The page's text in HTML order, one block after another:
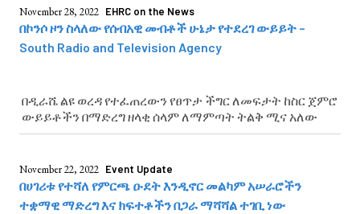
November 28, 2022 EHRC on the News
በኮንሶ ዞን ስላለው የሰብአዊ መብቶች ሁኔታ የተደረገ ውይይት –
South Radio and Television Agency
በዲራሼ ልዩ ወረዳ የተፈጠረውን የፀጥታ ችግር ለመፍታት ከስር ጀምሮ
ውይይቶችን በማድረግ ዘላቂ ሰላም ለማምጣት ትልቅ ሚና አለው
November 22, 2022 Event Update
በሀገሪቱ የተሻለ የምርጫ ዑደት እንዲኖር መልካም አሠራሮችን
ተቋማዊ ማድረግ እና ክፍተቶችን በጋራ ማሻሻል ተገቢ ነው